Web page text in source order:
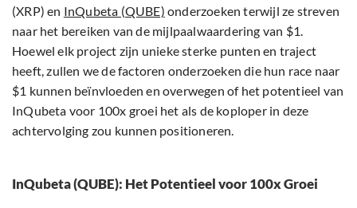
(XRP) en InQubeta (QUBE) onderzoeken terwijl ze streven
naar het bereiken van de mijlpaalwaardering van $1.
Hoewel elk project zijn unieke sterke punten en traject
heeft, zullen we de factoren onderzoeken die hun race naar
$1 kunnen beïnvloeden en overwegen of het potentieel van
InQubeta voor 100x groei het als de koploper in deze
achtervolging zou kunnen positioneren.
InQubeta (QUBE): Het Potentieel voor 100x Groei